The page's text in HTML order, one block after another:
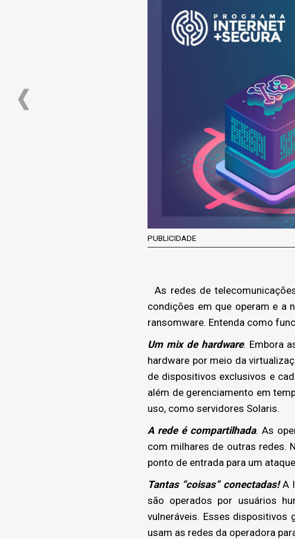
PUBLICIDADE
As redes de
condições em que operam e a
ransomware. Entenda como
Um mix de hardware. Embora
hardware por meio da
de dispositivos exclusivos e
além de gerenciamento em
uso, como servidores Solaris.
A rede é compartilhada. As
com milhares de outras redes.
ponto de entrada para um
Tantas “coisas” conectadas!A
são operados por usuários
vulneráveis. Esses dispositivos
usam as redes da operadora